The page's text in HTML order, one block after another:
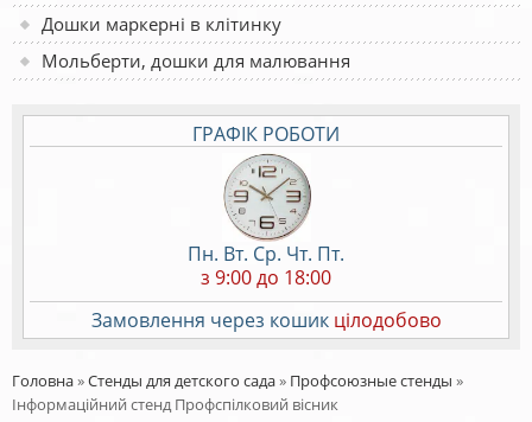
Дошки маркерні в клітинку
Мольберти, дошки для малювання
ГРАФІК РОБОТИ
Пн. Вт. Ср. Чт. Пт.
з 9:00 до 18:00
Замовлення через кошик цілодобово
Головна»Стенды для детского сада» Профсоюзные стенды »
Інформаційний стенд Профспілковий вісник